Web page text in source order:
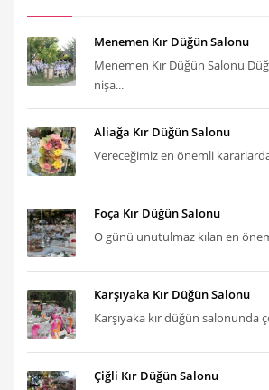
Menemen Kır Düğün Salonu
Menemen Kır Düğün Salonu
nişa...
Aliağa Kır Düğün Salonu
Vereceğimiz en önemli
Foça Kır Düğün Salonu
O günü unutulmaz kılan en
Karşıyaka Kır Düğün Salonu
Karşıyaka kır düğün salonunda
Çiğli Kır Düğün Salonu